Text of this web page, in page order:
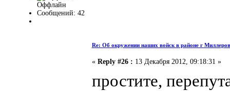
Оффлайн
Сообщений: 42
Re: Об окружении наших войск в районе г
« Reply #26 : 13 Декабря 2012, 09:18:31 »
простите,